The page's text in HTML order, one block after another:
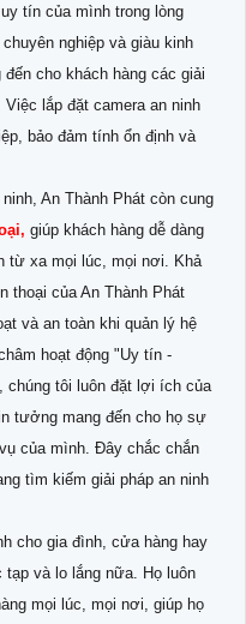
tín của mình trong lòng
nghiệp và giàu kinh
cho khách hàng các giải
lắp đặt camera an ninh
bảo đảm tính ổn định và
An Thành Phát còn cung
giúp khách hàng dễ dàng
từ xa mọi lúc, mọi nơi. Khả
thoại của An Thành Phát
và an toàn khi quản lý hệ
hoạt động "Uy tín -
chúng tôi luôn đặt lợi ích của
tưởng mang đến cho họ sự
của mình. Đây chắc chắn
tìm kiếm giải pháp an ninh
cho gia đình, cửa hàng hay
và lo lắng nữa. Họ luôn
mọi lúc, mọi nơi, giúp họ